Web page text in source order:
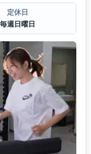
定休日
毎週日曜日